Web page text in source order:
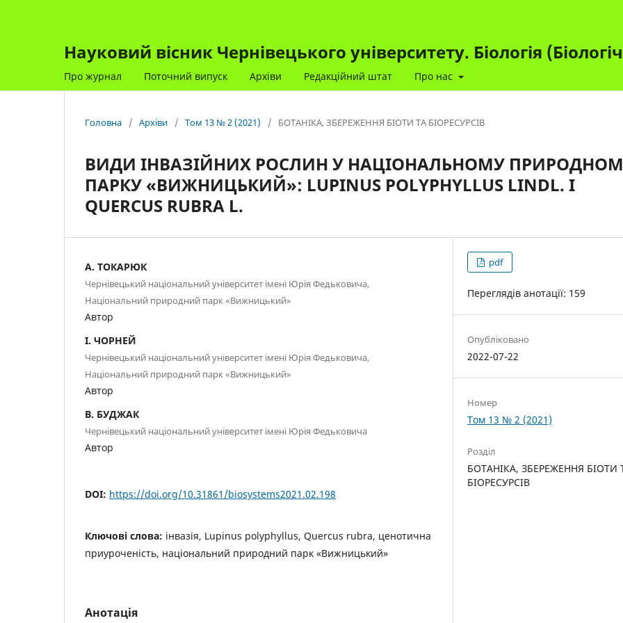
Науковий вісник Чернівецького університету. Біологія
Про журнал Поточний випуск Архіви Редакційний штат Про нас
Головна / Архіви / Том 13 № 2 (2021) / БОТАНІКА, ЗБЕРЕЖЕННЯ БІОТИ ТА БІОРЕСУРСІВ
ВИДИ ІНВАЗІЙНИХ РОСЛИН У НАЦІОНАЛЬНОМУ
ПАРКУ «ВИЖНИЦЬКИЙ»: LUPINUS POLYPHYLLUS LINDL. І
QUERCUS RUBRA L.
А. ТОКАРЮК
Чернівецький національний університет імені Юрія Федьковича,
Національний природний парк «Вижницький»
Автор
І. ЧОРНЕЙ
Чернівецький національний університет імені Юрія Федьковича,
Національний природний парк «Вижницький»
Автор
В. БУДЖАК
Чернівецький національний університет імені Юрія Федьковича
Автор
DOI: https://doi.org/10.31861/biosystems2021.02.198
Ключові слова: інвазія, Lupinus polyphyllus, Quercus rubra, ценотична
приуроченість, національний природний парк «Вижницький»
Анотація
pdf
Переглядів анотації: 159
Опубліковано
2022-07-22
Номер
Том 13 № 2 (2021)
Розділ
БОТАНІКА, ЗБЕРЕЖЕННЯ БІОТИ
БІОРЕСУРСІВ